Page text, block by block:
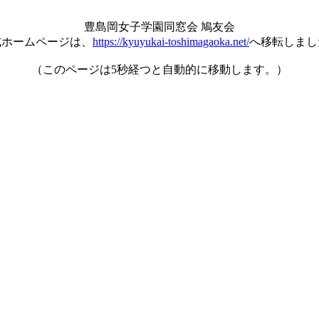
豊島岡女子学園同窓会 鳩友会
ームページは、 https://kyuyukai-toshimagaoka.net/へ移転しま
（このページは5秒経つと自動的に移動します。）